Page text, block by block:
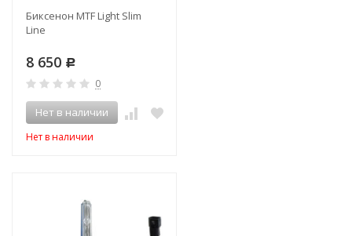
Биксенон MTF Light Slim
Line
8 650 Р
0
Нет в наличии
Нет в наличии